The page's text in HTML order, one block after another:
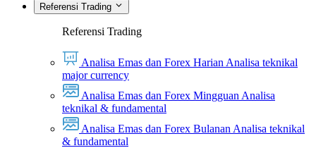
Referensi Trading
Referensi Trading
Analisa Emas dan Forex Harian Analisa teknikal
major currency
Analisa Emas dan Forex Mingguan Analisa
teknikal & fundamental
Analisa Emas dan Forex Bulanan Analisa teknikal
& fundamental